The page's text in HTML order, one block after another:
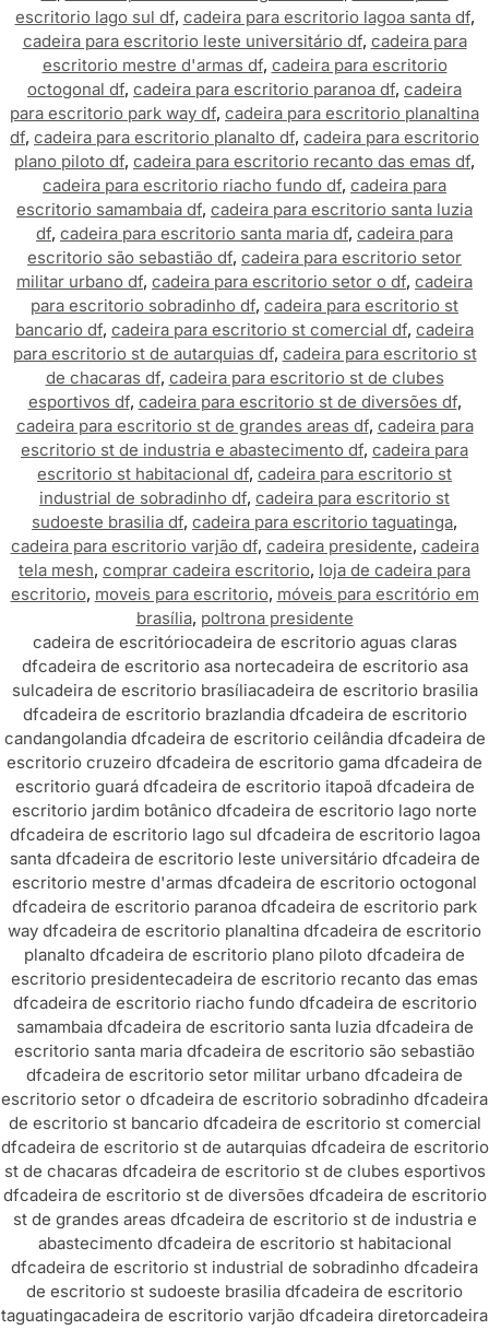
escritorio lago sul df, cadeira para escritorio lagoa santa df,
cadeira para escritorio leste universitário df, cadeira para
escritorio mestre d'armas df, cadeira para escritorio
octogonal df, cadeira para escritorio paranoa df, cadeira
para escritorio park way df, cadeira para escritorio planaltina
df, cadeira para escritorio planalto df, cadeira para escritorio
plano piloto df, cadeira para escritorio recanto das emas df,
cadeira para escritorio riacho fundo df, cadeira para
escritorio samambaia df, cadeira para escritorio santa luzia
df, cadeira para escritorio santa maria df, cadeira para
escritorio são sebastião df, cadeira para escritorio setor
militar urbano df, cadeira para escritorio setor o df, cadeira
para escritorio sobradinho df, cadeira para escritorio st
bancario df, cadeira para escritorio st comercial df, cadeira
para escritorio st de autarquias df, cadeira para escritorio st
de chacaras df, cadeira para escritorio st de clubes
esportivos df, cadeira para escritorio st de diversões df,
cadeira para escritorio st de grandes areas df, cadeira para
escritorio st de industria e abastecimento df, cadeira para
escritorio st habitacional df, cadeira para escritorio st
industrial de sobradinho df, cadeira para escritorio st
sudoeste brasilia df, cadeira para escritorio taguatinga,
cadeira para escritorio varjão df, cadeira presidente, cadeira
tela mesh, comprar cadeira escritorio, loja de cadeira para
escritorio, moveis para escritorio, móveis para escritório em
brasília, poltrona presidente
cadeira de escritóriocadeira de escritorio aguas claras
dfcadeira de escritorio asa nortecadeira de escritorio asa
sulcadeira de escritorio brasíliacadeira de escritorio brasilia
dfcadeira de escritorio brazlandia dfcadeira de escritorio
candangolandia dfcadeira de escritorio ceilândia dfcadeira de
escritorio cruzeiro dfcadeira de escritorio gama dfcadeira de
escritorio guará dfcadeira de escritorio itapoã dfcadeira de
escritorio jardim botânico dfcadeira de escritorio lago norte
dfcadeira de escritorio lago sul dfcadeira de escritorio lagoa
santa dfcadeira de escritorio leste universitário dfcadeira de
escritorio mestre d'armas dfcadeira de escritorio octogonal
dfcadeira de escritorio paranoa dfcadeira de escritorio park
way dfcadeira de escritorio planaltina dfcadeira de escritorio
planalto dfcadeira de escritorio plano piloto dfcadeira de
escritorio presidentecadeira de escritorio recanto das emas
dfcadeira de escritorio riacho fundo dfcadeira de escritorio
samambaia dfcadeira de escritorio santa luzia dfcadeira de
escritorio santa maria dfcadeira de escritorio são sebastião
dfcadeira de escritorio setor militar urbano dfcadeira de
escritorio setor o dfcadeira de escritorio sobradinho dfcadeira
de escritorio st bancario dfcadeira de escritorio st comercial
dfcadeira de escritorio st de autarquias dfcadeira de escritorio
st de chacaras dfcadeira de escritorio st de clubes esportivos
dfcadeira de escritorio st de diversões dfcadeira de escritorio
st de grandes areas dfcadeira de escritorio st de industria e
abastecimento dfcadeira de escritorio st habitacional
dfcadeira de escritorio st industrial de sobradinho dfcadeira
de escritorio st sudoeste brasilia dfcadeira de escritorio
taguatingacadeira de escritorio varjão dfcadeira diretorcadeira